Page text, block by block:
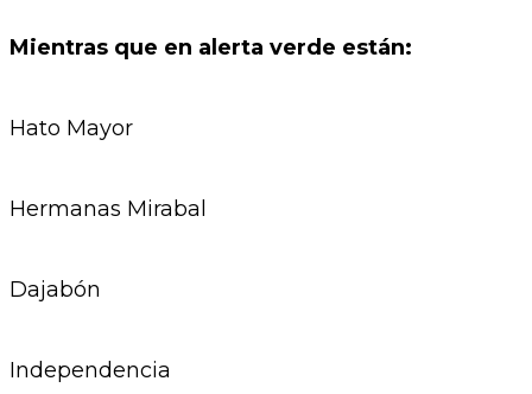
Mientras que en alerta verde están:
Hato Mayor
Hermanas Mirabal
Dajabón
Independencia